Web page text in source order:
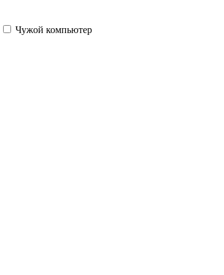
Чужой компьютер